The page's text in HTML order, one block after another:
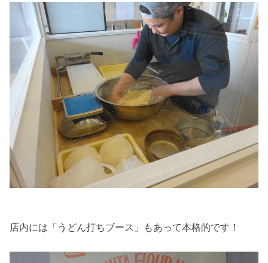
店内には「うどん打ちブース」もあって本格的です！